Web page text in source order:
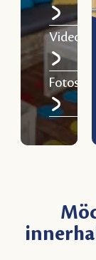
Video
Fotos